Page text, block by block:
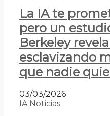
La IA te
pero un
Berkeley
esclavizando
que nadie
03/03/2026
IA Noticias